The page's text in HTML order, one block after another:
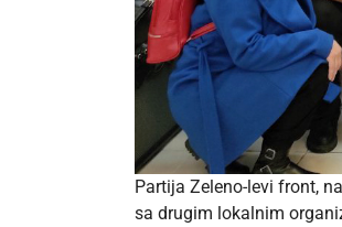
Partija Zeleno-levi front,
sa drugim lokalnim